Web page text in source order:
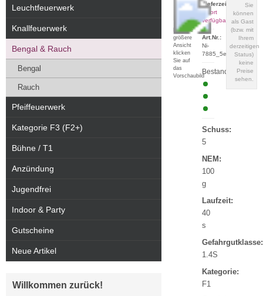
Für eine
größere
Ansicht
klicken
Sie auf
das
Vorschaubild
Sie
können
als Gast
(bzw. mit
Ihrem
derzeitigen
Status)
keine
Preise
sehen.
Lieferzeit:
sofort
verfügbar
Art.Nr.:
Ni-
7885_5er
Bestand:
Schuss:
5
NEM:
100
g
Laufzeit:
40
s
Gefahrgutklasse:
1.4S
Kategorie:
F1
Leuchtfeuerwerk
Knallfeuerwerk
Bengal & Rauch
Bengal
Rauch
Pfeiffeuerwerk
Kategorie F3 (F2+)
Bühne / T1
Anzündung
Jugendfrei
Indoor & Party
Gutscheine
Neue Artikel
Willkommen zurück!